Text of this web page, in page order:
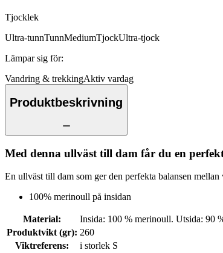
Tjocklek
Ultra-tunnTunnMediumTjockUltra-tjock
Lämpar sig för:
Vandring & trekkingAktiv vardag
Produktbeskrivning
Med denna ullväst till dam får du en
En ullväst till dam som ger den perfekta balansen
100% merinoull på insidan
Material:
Insida: 100 % merinoull. Utsida: 90
Produktvikt (gr): 260
Viktreferens:
i storlek S